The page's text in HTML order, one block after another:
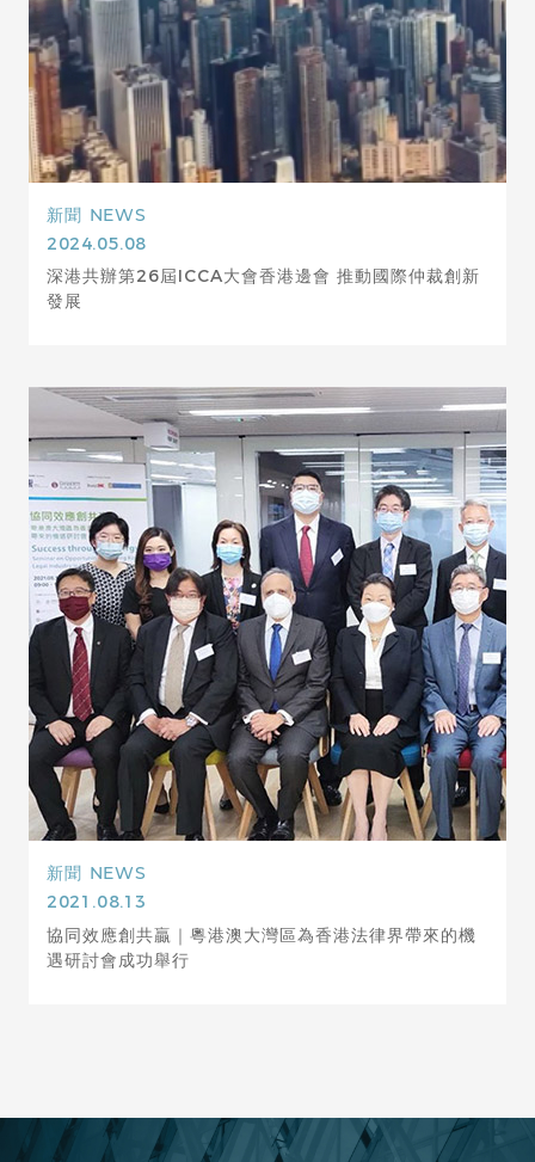
新聞 NEWS
2024.05.08
深港共辦第26屆ICCA大會香港邊會 推動國際仲裁創新
發展
新聞 NEWS
2021.08.13
協同效應創共贏｜粵港澳大灣區為香港法律界帶來的機
遇研討會成功舉行